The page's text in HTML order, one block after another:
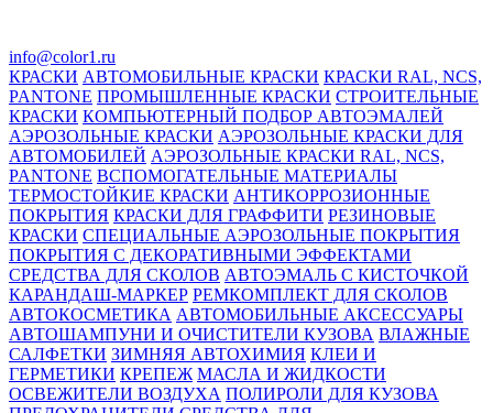
info@color1.ru
КРАСКИ АВТОМОБИЛЬНЫЕ КРАСКИ КРАСКИ RAL, NCS,
PANTONE ПРОМЫШЛЕННЫЕ КРАСКИ СТРОИТЕЛЬНЫЕ
КРАСКИ КОМПЬЮТЕРНЫЙ ПОДБОР АВТОЭМАЛЕЙ
АЭРОЗОЛЬНЫЕ КРАСКИ АЭРОЗОЛЬНЫЕ КРАСКИ ДЛЯ
АВТОМОБИЛЕЙ АЭРОЗОЛЬНЫЕ КРАСКИ RAL, NCS,
PANTONE ВСПОМОГАТЕЛЬНЫЕ МАТЕРИАЛЫ
ТЕРМОСТОЙКИЕ КРАСКИ АНТИКОРРОЗИОННЫЕ
ПОКРЫТИЯ КРАСКИ ДЛЯ ГРАФФИТИ РЕЗИНОВЫЕ
КРАСКИ СПЕЦИАЛЬНЫЕ АЭРОЗОЛЬНЫЕ ПОКРЫТИЯ
ПОКРЫТИЯ С ДЕКОРАТИВНЫМИ ЭФФЕКТАМИ
СРЕДСТВА ДЛЯ СКОЛОВ АВТОЭМАЛЬ С КИСТОЧКОЙ
КАРАНДАШ-МАРКЕР РЕМКОМПЛЕКТ ДЛЯ СКОЛОВ
АВТОКОСМЕТИКА АВТОМОБИЛЬНЫЕ АКСЕССУАРЫ
АВТОШАМПУНИ И ОЧИСТИТЕЛИ КУЗОВА ВЛАЖНЫЕ
САЛФЕТКИ ЗИМНЯЯ АВТОХИМИЯ КЛЕИ И
ГЕРМЕТИКИ КРЕПЕЖ МАСЛА И ЖИДКОСТИ
ОСВЕЖИТЕЛИ ВОЗДУХА ПОЛИРОЛИ ДЛЯ КУЗОВА